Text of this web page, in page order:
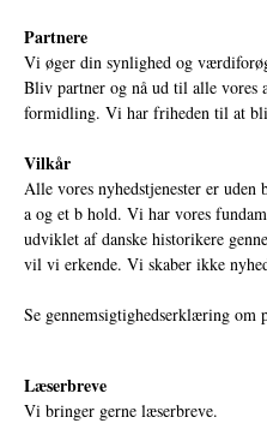
Partnere
Vi øger din synlighed og
Bliv partner og nå ud til alle vores
formidling. Vi har friheden til at
Vilkår
Alle vores nyhedstjenester er
a og et b hold. Vi har vores
udviklet af danske historikere
vil vi erkende. Vi skaber ikke
Se gennemsigtighedserklæring om
Læserbreve
Vi bringer gerne læserbreve.